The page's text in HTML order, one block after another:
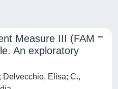
Measure III (FAM
An exploratory
Delvecchio, Elisa; C.,